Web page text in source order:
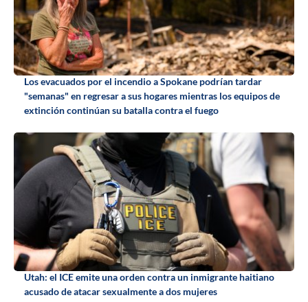
Los evacuados por el incendio a Spokane podrían tardar
"semanas" en regresar a sus hogares mientras los equipos de
extinción continúan su batalla contra el fuego
Utah: el ICE emite una orden contra un inmigrante haitiano
acusado de atacar sexualmente a dos mujeres